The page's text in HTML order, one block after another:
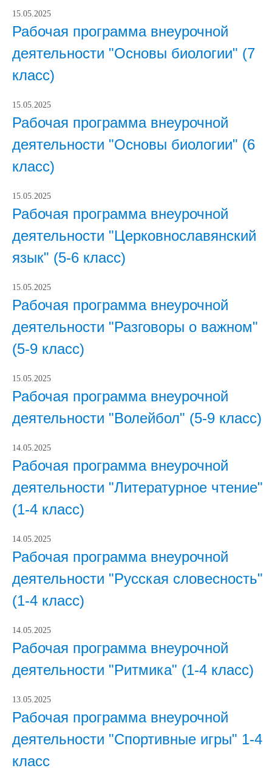
15.05.2025
Рабочая программа внеурочной
деятельности "Основы биологии" (7
класс)
15.05.2025
Рабочая программа внеурочной
деятельности "Основы биологии" (6
класс)
15.05.2025
Рабочая программа внеурочной
деятельности "Церковнославянский
язык" (5-6 класс)
15.05.2025
Рабочая программа внеурочной
деятельности "Разговоры о важном"
(5-9 класс)
15.05.2025
Рабочая программа внеурочной
деятельности "Волейбол" (5-9 класс)
14.05.2025
Рабочая программа внеурочной
деятельности "Литературное чтение"
(1-4 класс)
14.05.2025
Рабочая программа внеурочной
деятельности "Русская словесность"
(1-4 класс)
14.05.2025
Рабочая программа внеурочной
деятельности "Ритмика" (1-4 класс)
13.05.2025
Рабочая программа внеурочной
деятельности "Спортивные игры" 1-4
класс